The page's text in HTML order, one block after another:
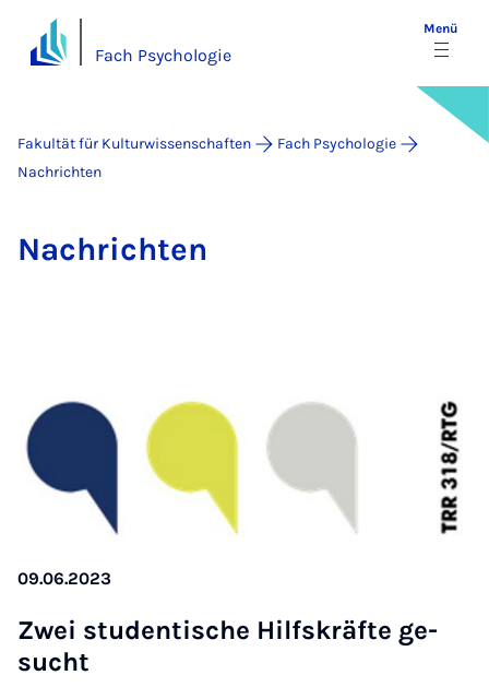
Fach Psychologie
Menü
Fakultät für Kulturwissenschaften
Fach Psychologie
Nachrichten
Nach­rich­ten
09.06.2023
Zwei stu­den­ti­sche Hilfs­kräf­te ge­
sucht